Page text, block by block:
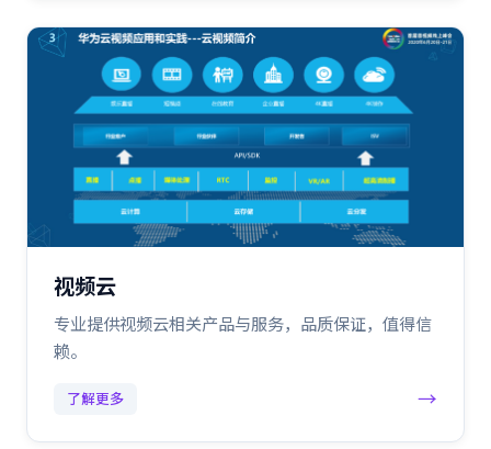
视频云
专业提供视频云相关产品与服务，品质保证，值得信
赖。
了解更多 →